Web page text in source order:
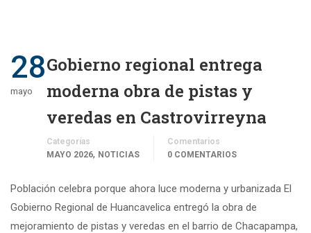
28
mayo
Gobierno regional entrega
moderna obra de pistas y
veredas en Castrovirreyna
Categorías
MAYO 2026, NOTICIAS
Comentarios
0 COMENTARIOS
Población celebra porque ahora luce moderna y urbanizada El
Gobierno Regional de Huancavelica entregó la obra de
mejoramiento de pistas y veredas en el barrio de Chacapampa,